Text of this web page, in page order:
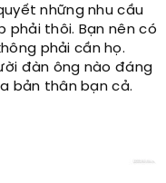
những nhu cầu
phải thôi. Bạn nên có
phải cần họ.
đàn ông nào đáng
bản thân bạn cả.